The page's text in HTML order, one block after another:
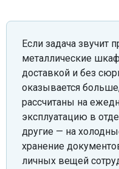
Если задача звучит
металлические
доставкой и без
оказывается
рассчитаны на
эксплуатацию в
другие — на
хранение
личных вещей